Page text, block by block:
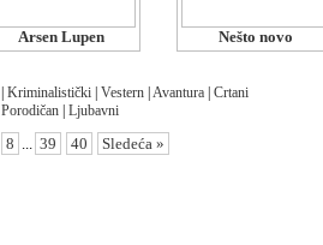
Arsen Lupen Nešto novo
Kriminalistički| Vestern| Avantura| Crtani
Porodičan Ljubavni
8 ... 39 40 Sledeća »